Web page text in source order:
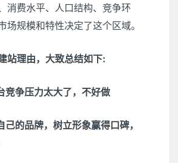
消费水平、人口结构、竞争环
场规模和特性决定了这个区域。
站理由，大致总结如下:
争压力太大了，不好做
的品牌，树立形象赢得口碑，